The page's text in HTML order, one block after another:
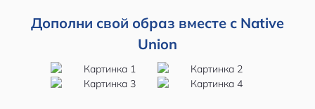
Дополни свой образ вместе с Native
Union